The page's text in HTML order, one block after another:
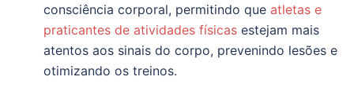
consciência corporal, permitindo que atletas e
praticantes de atividades físicas estejam mais
atentos aos sinais do corpo, prevenindo lesões e
otimizando os treinos.